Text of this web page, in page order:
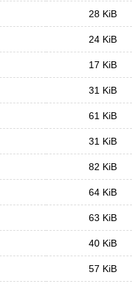
28 KiB
24 KiB
17 KiB
31 KiB
61 KiB
31 KiB
82 KiB
64 KiB
63 KiB
40 KiB
57 KiB